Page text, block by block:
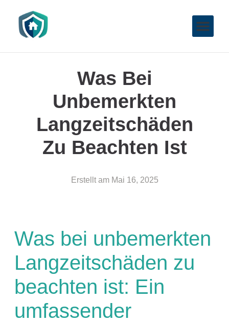
Was Bei
Unbemerkten
Langzeitschäden
Zu Beachten Ist
Erstellt am Mai 16, 2025
Was bei unbemerkten
Langzeitschäden zu
beachten ist: Ein
umfassender